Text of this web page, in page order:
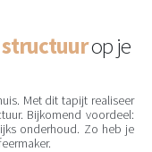
op je
Met dit tapijt realiseer
Bijkomend voordeel:
onderhoud. Zo heb je